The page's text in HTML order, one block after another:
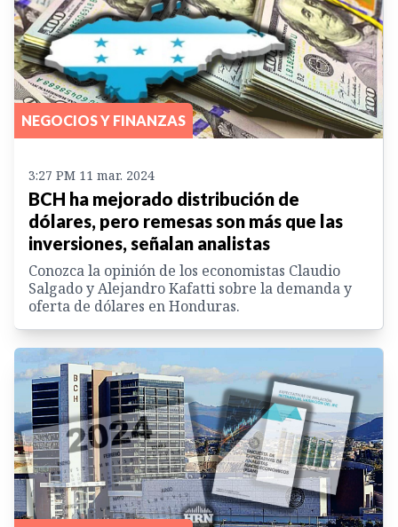
NEGOCIOS Y FINANZAS
3:27 PM 11 mar. 2024
BCH ha mejorado distribución de
dólares, pero remesas son más que las
inversiones, señalan analistas
Conozca la opinión de los economistas Claudio
Salgado y Alejandro Kafatti sobre la demanda y
oferta de dólares en Honduras.